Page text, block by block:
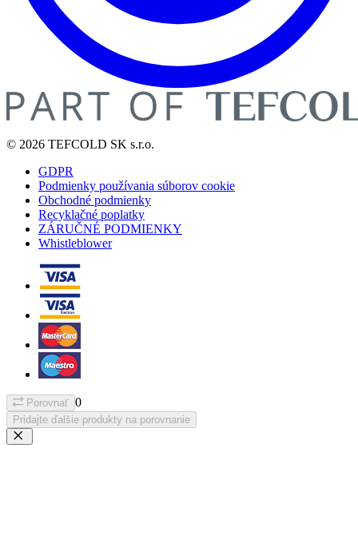
© 2026 TEFCOLD SK s.r.o.
GDPR
Podmienky používania súborov cookie
Obchodné podmienky
Recyklačné poplatky
ZÁRUČNÉ PODMIENKY
Whistleblower
Porovnať 0
Pridajte ďalšie produkty na porovnanie